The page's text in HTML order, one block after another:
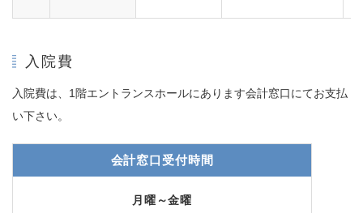
入院費
入院費は、1階エントランスホールにあります会計窓口にてお支払
い下さい。
会計窓口受付時間
月曜～金曜